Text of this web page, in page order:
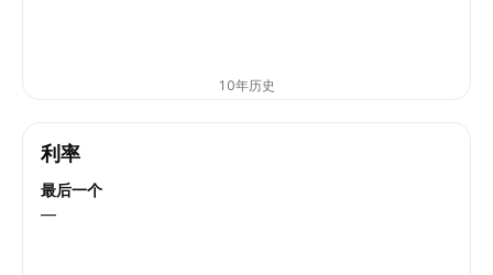
10年历史
利率
最后一个
—